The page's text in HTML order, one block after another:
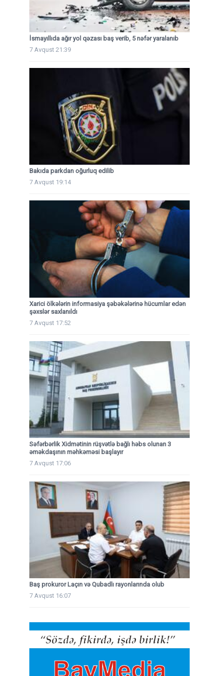
İsmayıllıda ağır yol qəzası baş verib, 5 nəfər yaralanıb
7 Avqust 21:39
Bakıda parkdan oğurluq edilib
7 Avqust 19:14
Xarici ölkələrin informasiya şəbəkələrinə hücumlar edən
şəxslər saxlanıldı
7 Avqust 17:52
Səfərbərlik Xidmətinin rüşvətlə bağlı həbs olunan 3
əməkdaşının məhkəməsi başlayır
7 Avqust 17:06
Baş prokuror Laçın və Qubadlı rayonlarında olub
7 Avqust 16:07